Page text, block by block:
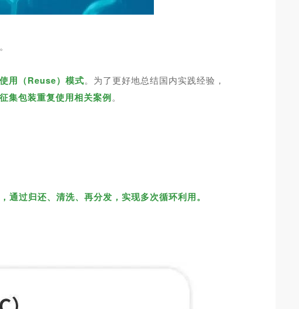
用（Reuse）模式。为了更好地总结国内实践经验，
集包装重复使用相关案例。
通过归还、清洗、再分发，实现多次循环利用。